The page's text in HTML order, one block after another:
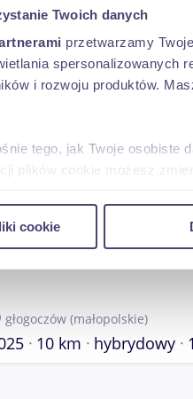
Twoich danych
przetwarzamy
spersonalizowanych
i rozwoju produktów.
tego, jak Twoje osobiste
plików cookie możesz
o tym, jak
z ich usług.
cookie
G7
10 km diesel 1998
V9
głogoczów (małopolskie)
10 km hybrydowy